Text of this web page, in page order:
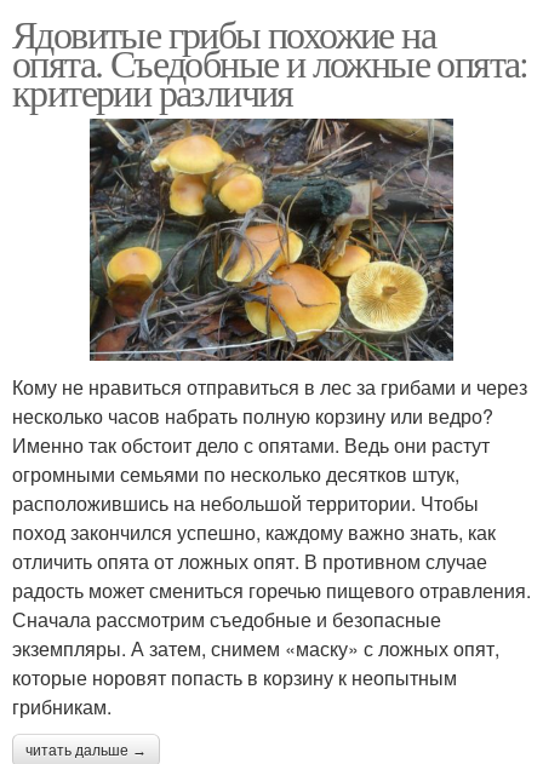
Ядовитые грибы похожие на
опята. Съедобные и ложные опята:
критерии различия
Кому не нравиться отправиться в лес за грибами и через
несколько часов набрать полную корзину или ведро?
Именно так обстоит дело с опятами. Ведь они растут
огромными семьями по несколько десятков штук,
расположившись на небольшой территории. Чтобы
поход закончился успешно, каждому важно знать, как
отличить опята от ложных опят. В противном случае
радость может смениться горечью пищевого отравления.
Сначала рассмотрим съедобные и безопасные
экземпляры. А затем, снимем «маску» с ложных опят,
которые норовят попасть в корзину к неопытным
грибникам.
читать дальше →